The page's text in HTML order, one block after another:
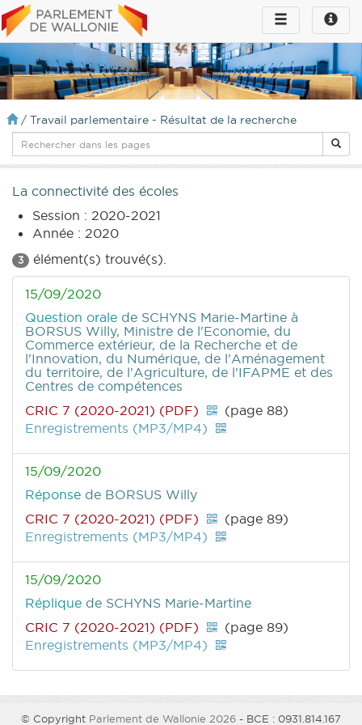
Toggle
infos
Toggle
navigation
/ Travail parlementaire - Résultat de la recherche
La connectivité des écoles
Session : 2020-2021
Année : 2020
3 élément(s) trouvé(s).
15/09/2020
Question orale de SCHYNS Marie-Martine à
BORSUS Willy, Ministre de l'Economie, du
Commerce extérieur, de la Recherche et de
l'Innovation, du Numérique, de l'Aménagement
du territoire, de l'Agriculture, de l'IFAPME et des
Centres de compétences
CRIC 7 (2020-2021) (PDF)
(page 88)
Enregistrements (MP3/MP4)
15/09/2020
Réponse de BORSUS Willy
CRIC 7 (2020-2021) (PDF)
(page 89)
Enregistrements (MP3/MP4)
15/09/2020
Réplique de SCHYNS Marie-Martine
CRIC 7 (2020-2021) (PDF)
(page 89)
Enregistrements (MP3/MP4)
© Copyright Parlement de Wallonie 2026 - BCE : 0931.814.167